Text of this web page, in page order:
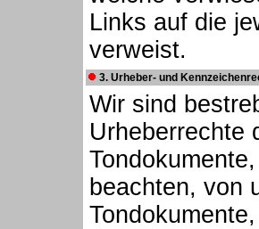
Links auf die
verweist.
3. Urheber- und
Wir sind
Urheberrechte
beachten, von